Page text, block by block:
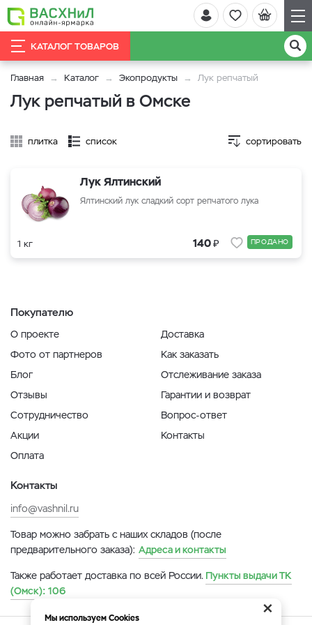
КАТАЛОГ ТОВАРОВ
Главная Каталог Экопродукты Лук репчатый
Лук репчатый в Омске
плитка список сортировать
Лук Ялтинский
Ялтинский лук сладкий сорт репчатого лука
1 кг 140₽ ПРОДАНО
Покупателю
О проекте
Фото от партнеров
Блог
Отзывы
Сотрудничество
Акции
Оплата
Доставка
Как заказать
Отслеживание заказа
Гарантии и возврат
Вопрос-ответ
Контакты
Контакты
info@vashnil.ru
Товар можно забрать с наших складов (после
предварительного заказа): Адреса и контакты
Также работает доставка по всей России. Пункты выдачи ТК
(Омск): 106
×
Мы используем Cookies